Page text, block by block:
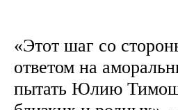
«Этот шаг со
ответом на
пытать Юлию